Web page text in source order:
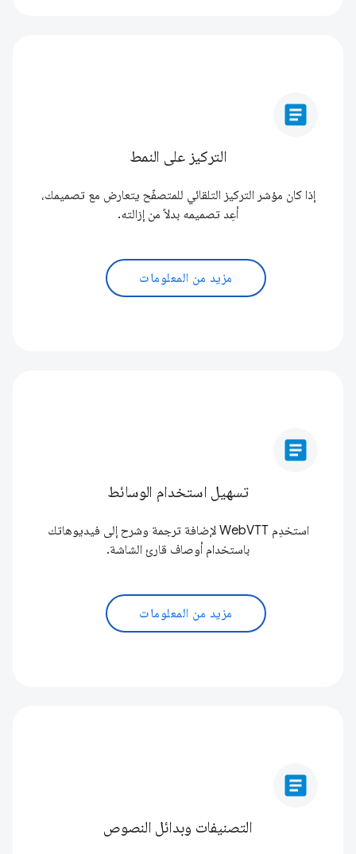
article
التركيز على النمط
إذا كان مؤشر التركيز التلقائي للمتصفّح يتعارض مع تصميمك،
أعِد تصميمه بدلاً من إزالته.
مزيد من المعلومات
article
تسهيل استخدام الوسائط
استخدِم WebVTT لإضافة ترجمة وشرح إلى فيديوهاتك
باستخدام أوصاف قارئ الشاشة.
مزيد من المعلومات
article
التصنيفات وبدائل النصوص